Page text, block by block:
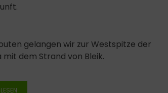
gelangen wir zur Westspitze der
dem Strand von Bleik.